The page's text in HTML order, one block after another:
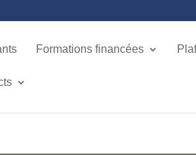
Formations financées